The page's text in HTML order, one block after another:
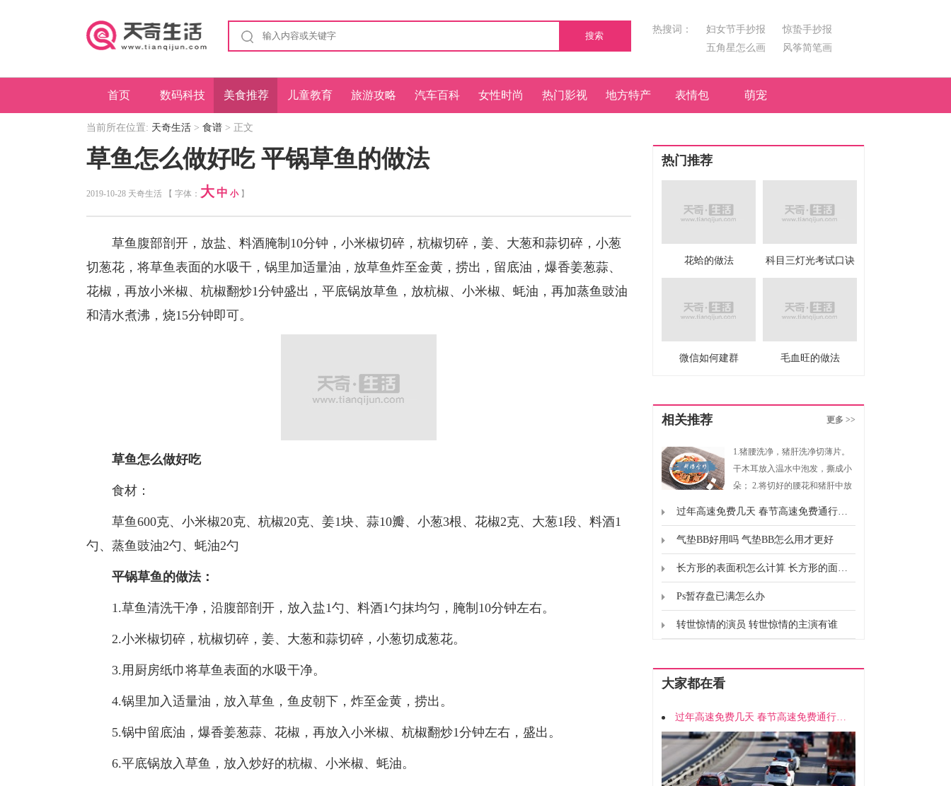
搜索
热搜词： 妇女节手抄报
惊蛰手抄报
五角星怎么画
风筝简笔画
首页 数码科技 美食推荐 儿童教育 旅游攻略 汽车百科 女性时尚 热门影视 地方特产 表情包 萌宠
当前所在位置: 天奇生活 > 食谱 > 正文
草鱼怎么做好吃 平锅草鱼的做法
2019-10-28 天奇生活 【 字体： 大 中 小】
草鱼腹部剖开，放盐、料酒腌制10分钟，小米椒切碎，杭椒切碎，姜、大葱和蒜切碎，小葱
切葱花，将草鱼表面的水吸干，锅里加适量油，放草鱼炸至金黄，捞出，留底油，爆香姜葱蒜、
花椒，再放小米椒、杭椒翻炒1分钟盛出，平底锅放草鱼，放杭椒、小米椒、蚝油，再加蒸鱼豉油
和清水煮沸，烧15分钟即可。
草鱼怎么做好吃
食材：
草鱼600克、小米椒20克、杭椒20克、姜1块、蒜10瓣、小葱3根、花椒2克、大葱1段、料酒1
勺、蒸鱼豉油2勺、蚝油2勺
平锅草鱼的做法：
1.草鱼清洗干净，沿腹部剖开，放入盐1勺、料酒1勺抹均匀，腌制10分钟左右。
2.小米椒切碎，杭椒切碎，姜、大葱和蒜切碎，小葱切成葱花。
3.用厨房纸巾将草鱼表面的水吸干净。
4.锅里加入适量油，放入草鱼，鱼皮朝下，炸至金黄，捞出。
5.锅中留底油，爆香姜葱蒜、花椒，再放入小米椒、杭椒翻炒1分钟左右，盛出。
6.平底锅放入草鱼，放入炒好的杭椒、小米椒、蚝油。
热门推荐
花蛤的做法 科目三灯光考试口诀
微信如何建群 毛血旺的做法
相关推荐 更多 >>
1.猪腰洗净，猪肝洗净切薄片。
干木耳放入温水中泡发，撕成小
朵； 2.将切好的腰花和猪肝中放
匀成酱汁； 4.锅内放入适量油爆
香，放入肝腰快速滑炒至断生，
加入红椒、木耳、大葱翻炒均匀
过年高速免费几天 春节高速免费通行时间
气垫BB好用吗 气垫BB怎么用才更好
长方形的表面积怎么计算 长方形的面积怎么计算的
Ps暂存盘已满怎么办
转世惊情的演员 转世惊情的主演有谁
大家都在看
过年高速免费几天 春节高速免费通行时间